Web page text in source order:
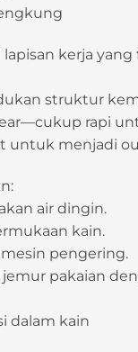
kerja yang
struktur
rapi
untuk menjadi
air dingin.
kain.
pengering.
jemur pakaian
dalam kain